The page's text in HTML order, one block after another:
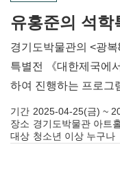
경기도박물관의 <광
특별전 《대한제국에
하여 진행하는 프로그
대해 깊이 있는 통찰을
기간 2025-04-25(금) ~
장소 경기도박물관 아트
대상 청소년 이상 누구나